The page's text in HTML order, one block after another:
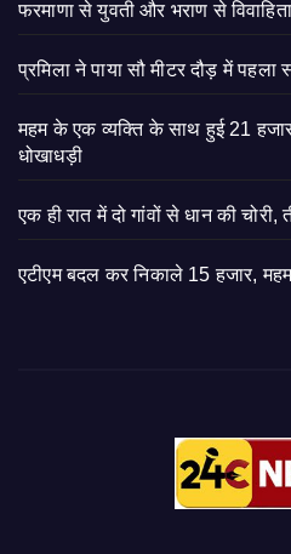
फरमाणा से युवती और भराण से
प्रमिला ने पाया सौ मीटर दौड़ में पहला
महम के एक व्यक्ति के साथ हुई 21
धोखाधड़ी
एक ही रात में दो गांवों से धान की
एटीएम बदल कर निकाले 15 हजार, महम